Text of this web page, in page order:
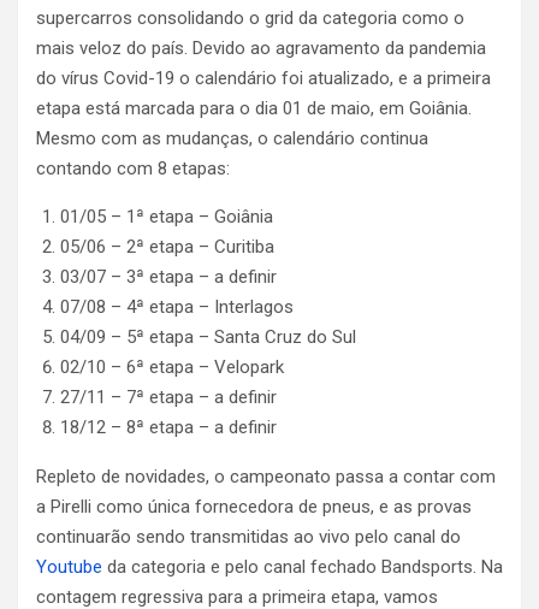
supercarros consolidando o grid da categoria como o
mais veloz do país. Devido ao agravamento da pandemia
do vírus Covid-19 o calendário foi atualizado, e a primeira
etapa está marcada para o dia 01 de maio, em Goiânia.
Mesmo com as mudanças, o calendário continua
contando com 8 etapas:
01/05 – 1ª etapa – Goiânia
05/06 – 2ª etapa – Curitiba
03/07 – 3ª etapa – a definir
07/08 – 4ª etapa – Interlagos
04/09 – 5ª etapa – Santa Cruz do Sul
02/10 – 6ª etapa – Velopark
27/11 – 7ª etapa – a definir
18/12 – 8ª etapa – a definir
Repleto de novidades, o campeonato passa a contar com
a Pirelli como única fornecedora de pneus, e as provas
continuarão sendo transmitidas ao vivo pelo canal do
Youtube da categoria e pelo canal fechado Bandsports. Na
contagem regressiva para a primeira etapa, vamos